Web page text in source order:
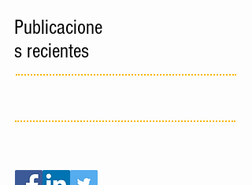
Publicacione
s recientes